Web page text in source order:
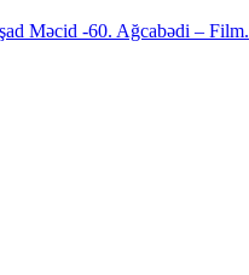
Məcid -60. Ağcabədi – Film.